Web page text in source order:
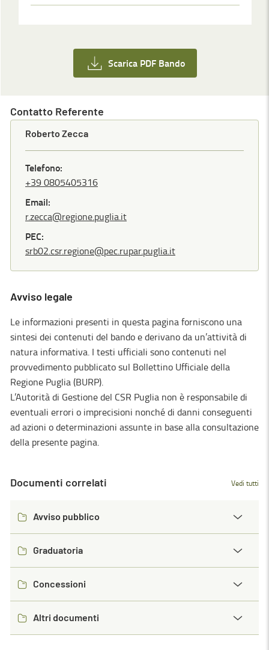
Scarica PDF Bando
Contatto Referente
Roberto Zecca
Telefono:
+39 0805405316
Email:
r.zecca@regione.puglia.it
PEC:
srb02.csr.regione@pec.rupar.puglia.it
Avviso legale
Le informazioni presenti in questa pagina forniscono una
sintesi dei contenuti del bando e derivano da un’attività di
natura informativa. I testi ufficiali sono contenuti nel
provvedimento pubblicato sul Bollettino Ufficiale della
Regione Puglia (BURP).
L’Autorità di Gestione del CSR Puglia non è responsabile di
eventuali errori o imprecisioni nonché di danni conseguenti
ad azioni o determinazioni assunte in base alla consultazione
della presente pagina.
Documenti correlati Vedi tutti
Avviso pubblico
Graduatoria
Concessioni
Altri documenti